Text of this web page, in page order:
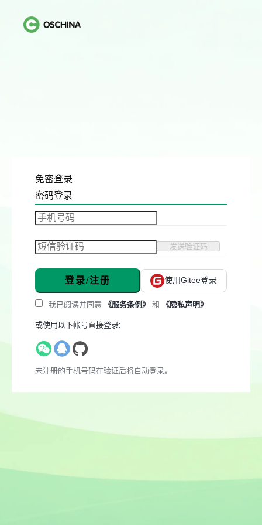
免密登录
密码登录
发送验证码
登录/注册 使用Gitee登录
我已阅读并同意 《服务条例》 和 《隐私声明》
或使用以下帐号直接登录:
未注册的手机号码在验证后将自动登录。